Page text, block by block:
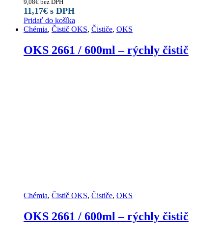
9,08€ bez DPH
11,17€ s DPH
Pridať do košíka
Chémia, Čistič OKS, Čističe, OKS
OKS 2661 / 600ml – rýchly čistič
Chémia, Čistič OKS, Čističe, OKS
OKS 2661 / 600ml – rýchly čistič